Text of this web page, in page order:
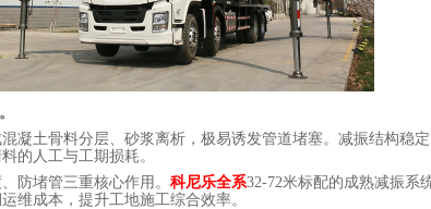
凝土骨料分层、砂浆离析，极易诱发管道堵塞。减振结构稳
的人工与工期损耗。
防堵管三重核心作用。 科尼乐全系32-72米标配的成熟减振系
维成本，提升工地施工综合效率。